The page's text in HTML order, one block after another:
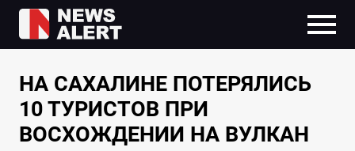
НА САХАЛИНЕ ПОТЕРЯЛИСЬ
10 ТУРИСТОВ ПРИ
ВОСХОЖДЕНИИ НА ВУЛКАН